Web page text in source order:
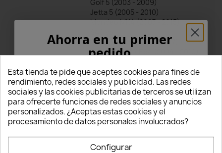
Golf 5 (2003 - 2009)
Jetta 5 (2005 - 2010)
Mondeo MK4 (2007 - 2015)
Serie 3 - E46 (1998 - 2007)
Serie 6 - E63 / E64 (2004 - 2010)
V50
X3-E83 (2003-2011)
Zafira A (1999 - 2005)
Comentarios
Esta tienda te pide que aceptes cookies para fines de
rendimiento, redes sociales y publicidad. Las redes
sociales y las cookies publicitarias de terceros se utilizan
para ofrecerte funciones de redes sociales y anuncios
personalizados. ¿Aceptas estas cookies y el
procesamiento de datos personales involucrados?
Configurar
Ahorra en tu primer
pedido
¡5% PARA TI!
Introduce tu correo electrónico aquí abajo
para recibir un5% DE DESCUENTOen tu
primer pedido.
Nome